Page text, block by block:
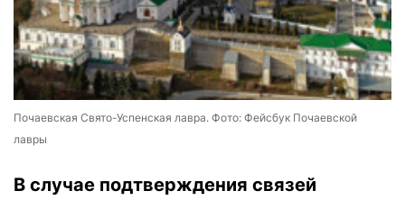
Почаевская Свято-Успенская лавра. Фото: Фейсбук Почаевской
лавры
В случае подтверждения связей